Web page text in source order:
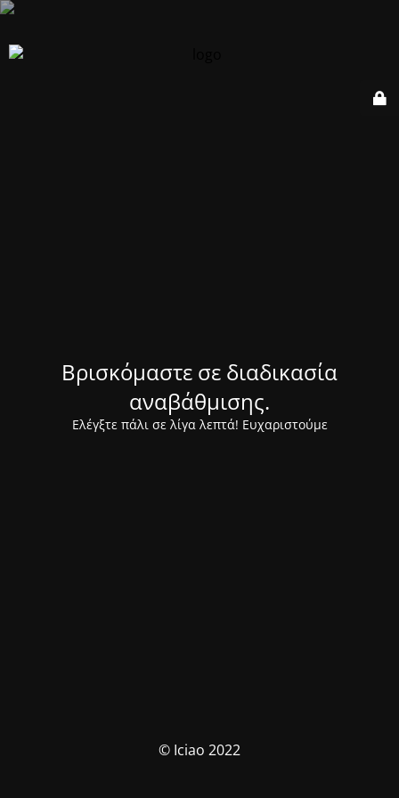
Βρισκόμαστε σε διαδικασία
αναβάθμισης.
Ελέγξτε πάλι σε λίγα λεπτά! Ευχαριστούμε
© Iciao 2022